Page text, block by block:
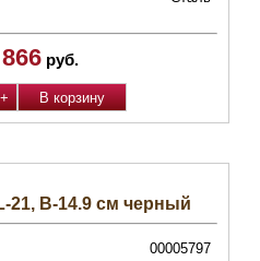
866 руб.
21, B-14.9 см черный
00005797